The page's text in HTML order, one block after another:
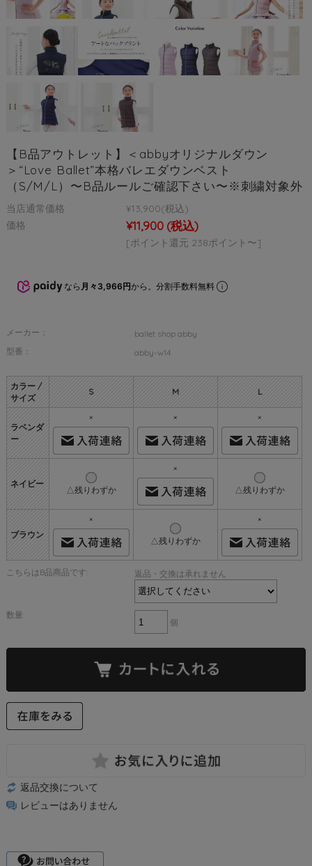
【B品アウトレット】＜abbyオリジナルダウン
＞“Love Ballet”本格バレエダウンベスト
（S/M/L）〜B品ルールご確認下さい〜※刺繍対象外
当店通常価格: ¥13,900(税込)
価格:
¥11,900 (税込)
[ポイント還元 238ポイント〜]
なら 月々3,966円から。分割手数料無料
メーカー：
ballet shop abby
型番：
abby-w14
カラー /
サイズ
S M L
ラベンダ
ー
× × ×
ネイビー
△残りわずか
×
△残りわずか
ブラウン
×
△残りわずか
×
こちらはB品商品です: 返品・交換は承れません
数量:
個
返品交換について
レビューはありません